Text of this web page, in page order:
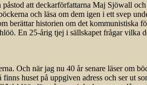
att deckarförfattarna Maj Sjöwall
och läsa om dem igen i ett svep
berättar historien om det kommunistiska
En 25-årig tjej i sällskapet frågar vilka
Och när jag nu 40 år senare läser om
huset på uppgiven adress och ser ut